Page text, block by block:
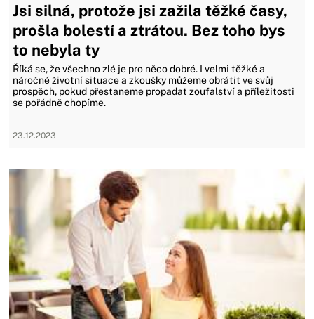
Jsi silná, protože jsi zažila těžké časy,
prošla bolestí a ztrátou. Bez toho bys
to nebyla ty
Říká se, že všechno zlé je pro něco dobré. I velmi těžké a
náročné životní situace a zkoušky můžeme obrátit ve svůj
prospěch, pokud přestaneme propadat zoufalství a příležitosti
se pořádně chopíme.
23.12.2023